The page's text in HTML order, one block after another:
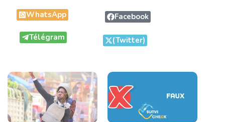
WhatsApp Facebook
(Twitter)
Télégram